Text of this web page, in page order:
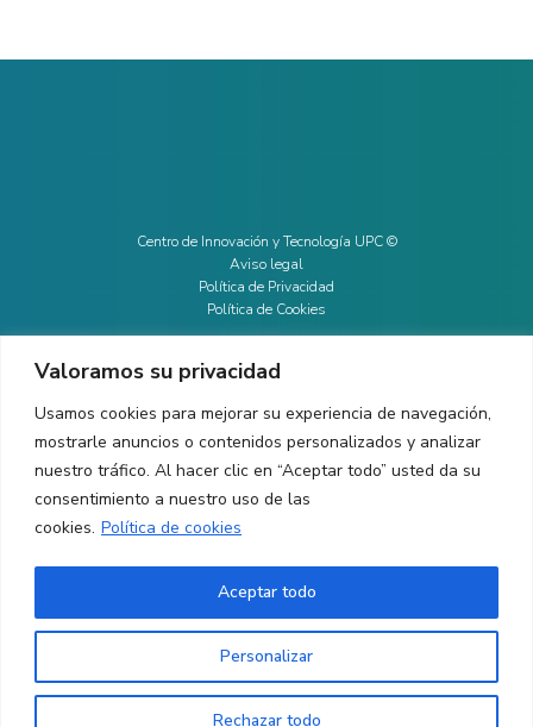
Valoramos su privacidad
Usamos cookies para mejorar su experiencia de navegación,
mostrarle anuncios o contenidos personalizados y analizar
nuestro tráfico. Al hacer clic en “Aceptar todo” usted da su
consentimiento a nuestro uso de las
cookies. Política de cookies
Personalizar
Rechazar todo
Aceptar todo
Centro de Innovación y Tecnología UPC ©
Aviso legal
Política de Privacidad
Política de Cookies
CONTACTO
Ed. K2M (Planta 1, Oficina 106)
C/ Jordi Girona 1-3
08034 Barcelona (España)
+34 93 405 44 03